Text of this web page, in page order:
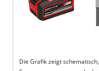
Die Grafik zeigt